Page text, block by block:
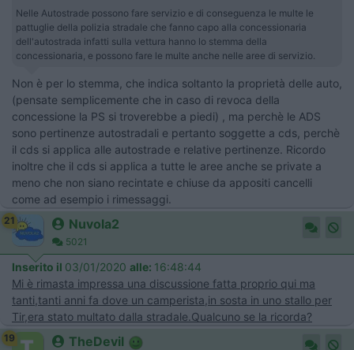
Nelle Autostrade possono fare servizio e di conseguenza le multe le
pattuglie della polizia stradale che fanno capo alla concessionaria
dell'autostrada infatti sulla vettura hanno lo stemma della
concessionaria, e possono fare le multe anche nelle aree di servizio.
Non è per lo stemma, che indica soltanto la proprietà delle auto,
(pensate semplicemente che in caso di revoca della
concessione la PS si troverebbe a piedi) , ma perchè le ADS
sono pertinenze autostradali e pertanto soggette a cds, perchè
il cds si applica alle autostrade e relative pertinenze. Ricordo
inoltre che il cds si applica a tutte le aree anche se private a
meno che non siano recintate e chiuse da appositi cancelli
come ad esempio i rimessaggi.
21 Nuvola2
5021
Inserito il 03/01/2020 alle: 16:48:44
Mi è rimasta impressa una discussione fatta proprio qui ma
tanti,tanti anni fa dove un camperista,in sosta in uno stallo per
Tir,era stato multato dalla stradale.Qualcuno se la ricorda?
19 TheDevil